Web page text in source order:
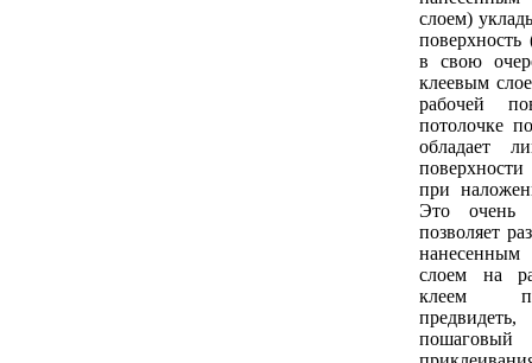
слоем)
поверхность
в свою
клеевым
рабочей
потолочке
обладает
при
Это очень
позволяет
слоем на
клеем